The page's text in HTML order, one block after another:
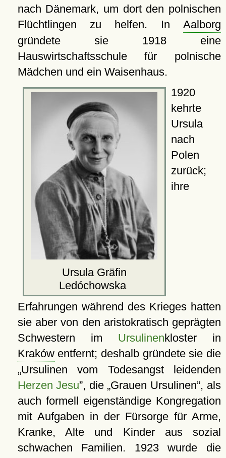
nach Dänemark, um dort den polnischen
Flüchtlingen zu helfen. In Aalborg
gründete sie 1918 eine
Hauswirtschaftsschule für polnische
Mädchen und ein Waisenhaus.
Ursula Gräfin
Ledóchowska
1920
kehrte
Ursula
nach
Polen
zurück;
ihre
Erfahrungen während des Krieges hatten
sie aber von den aristokratisch geprägten
Schwestern im Ursulinenkloster in
Krakówentfernt; deshalb gründete sie die
Ursulinen vom Todesangst leidenden
Herzen Jesu , die Grauen Ursulinen , als
auch formell eigenständige Kongregation
mit Aufgaben in der Fürsorge für Arme,
Kranke, Alte und Kinder aus sozial
schwachen Familien. 1923 wurde die